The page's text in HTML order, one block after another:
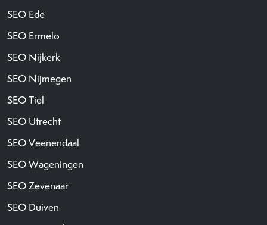
SEO Ede
SEO Ermelo
SEO Nijkerk
SEO Nijmegen
SEO Tiel
SEO Utrecht
SEO Veenendaal
SEO Wageningen
SEO Zevenaar
SEO Duiven